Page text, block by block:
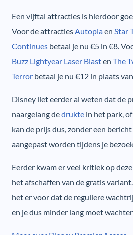
Een vijftal attracties is hierdoor
Voor de attractiesAutopiaen Star
Continues betaal je nu €5 in €8.
Buzz Lightyear Laser Blasten The
Terror betaal je nu €12 in plaats
Disney liet eerder al weten dat de
naargelang dedrukte in het park,
kan de prijs dus, zonder een
aangepast worden tijdens je
Eerder kwam er veel kritiek op
het afschaffen van de gratis
het er voor dat de reguliere
en je dus minder lang moet